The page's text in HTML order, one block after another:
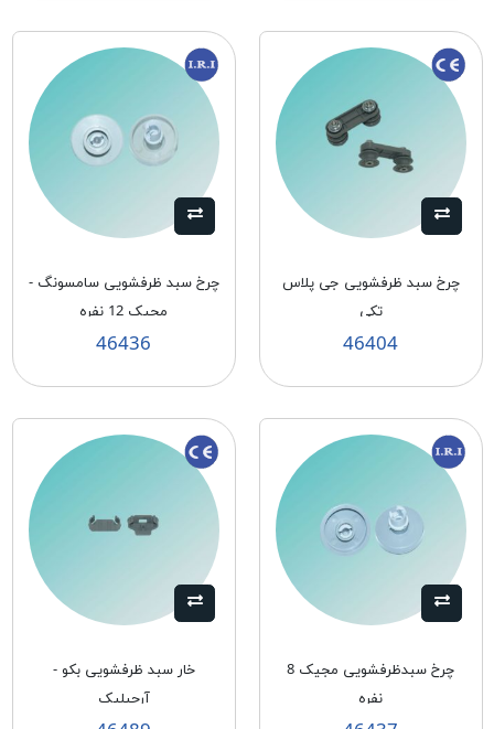
چرخ سبد ظرفشويی جی پلاس
تكی
46404
چرخ سبد ظرفشویی سامسونگ -
مجیک 12 نفره
46436
چرخ سبدظرفشویی مجیک 8
نفره
خار سبد ظرفشویی بکو -
آرچیلیک